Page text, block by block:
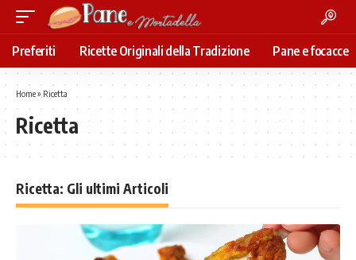
Preferiti Ricette Originali della Tradizione Pane e focacce
Home» Ricetta
Ricetta
Ricetta: Gli ultimi Articoli